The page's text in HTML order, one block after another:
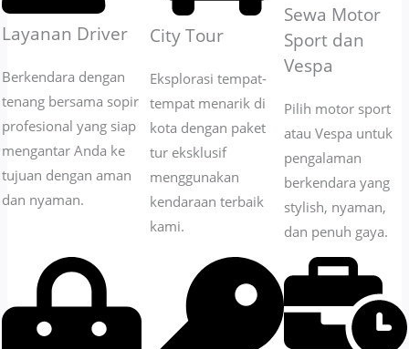
Layanan Driver
Berkendara dengan
tenang bersama sopir
profesional yang siap
mengantar Anda ke
tujuan dengan aman
dan nyaman.
City Tour
Eksplorasi tempat-
tempat menarik di
kota dengan paket
tur eksklusif
menggunakan
kendaraan terbaik
kami.
Sewa Motor
Sport dan
Vespa
Pilih motor sport
atau Vespa untuk
pengalaman
berkendara yang
stylish, nyaman,
dan penuh gaya.